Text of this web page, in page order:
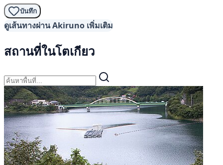
บันทึก
ดูเส้นทางผ่าน Akiruno เพิ่มเติม
สถานที่ในโตเกียว